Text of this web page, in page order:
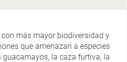
con más mayor biodiversidad y
que amenazan a especies
la caza furtiva, la